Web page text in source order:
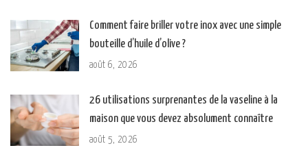
Comment faire briller votre inox avec une simple
bouteille d’huile d’olive ?
août 6, 2026
26 utilisations surprenantes de la vaseline à la
maison que vous devez absolument connaître
août 5, 2026